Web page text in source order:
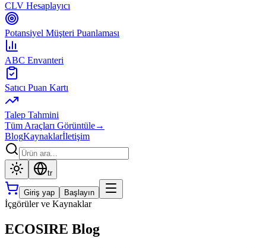
CLV Hesaplayıcı
Potansiyel Müşteri Puanlaması
ABC Envanteri
Satıcı Puan Kartı
Talep Tahmini
Tüm Araçları Görüntüle→
BlogKaynaklarİletişim
tr
Giriş yap Başlayın
İçgörüler ve Kaynaklar
ECOSIRE Blog